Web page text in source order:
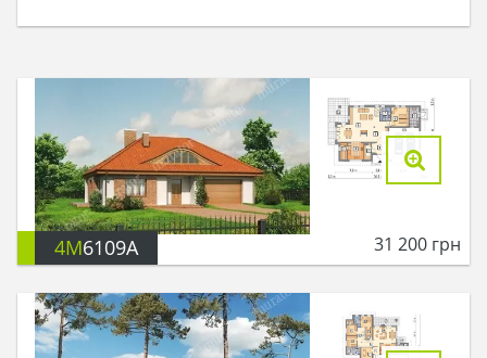
4M6109A 31 200 грн